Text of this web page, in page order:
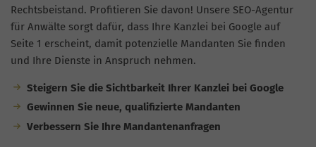
Rechtsbeistand. Profitieren Sie davon! Unsere SEO-Agentur
für Anwälte sorgt dafür, dass Ihre Kanzlei bei Google auf
Seite 1 erscheint, damit potenzielle Mandanten Sie finden
und Ihre Dienste in Anspruch nehmen.
Steigern Sie die Sichtbarkeit Ihrer Kanzlei bei Google
Gewinnen Sie neue, qualifizierte Mandanten
Verbessern Sie Ihre Mandantenanfragen